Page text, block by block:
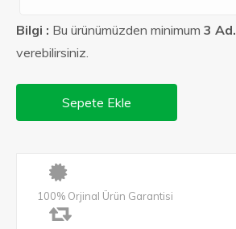
Bilgi : Bu ürünümüzden minimum 3 Ad.
verebilirsiniz.
Sepete Ekle
100% Orjinal Ürün Garantisi